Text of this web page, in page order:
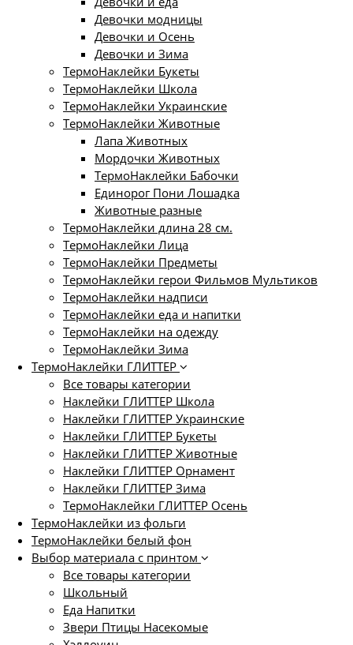
Девочки модницы
Девочки и Осень
Девочки и Зима
ТермоНаклейки Букеты
ТермоНаклейки Школа
ТермоНаклейки Украинские
ТермоНаклейки Животные
Лапа Животных
Мордочки Животных
ТермоНаклейки Бабочки
Единорог Пони Лошадка
Животные разные
ТермоНаклейки длина 28 см.
ТермоНаклейки Лица
ТермоНаклейки Предметы
ТермоНаклейки герои Фильмов Мультиков
ТермоНаклейки надписи
ТермоНаклейки еда и напитки
ТермоНаклейки на одежду
ТермоНаклейки Зима
ТермоНаклейки ГЛИТТЕР
Все товары категории
Наклейки ГЛИТТЕР Школа
Наклейки ГЛИТТЕР Украинские
Наклейки ГЛИТТЕР Букеты
Наклейки ГЛИТТЕР Животные
Наклейки ГЛИТТЕР Орнамент
Наклейки ГЛИТТЕР Зима
ТермоНаклейки ГЛИТТЕР Осень
ТермоНаклейки из фольги
ТермоНаклейки белый фон
Выбор материала с принтом
Все товары категории
Школьный
Еда Напитки
Звери Птицы Насекомые